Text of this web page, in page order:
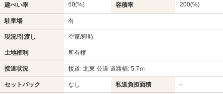
建ぺい率 60(%) 容積率 200(%)
駐車場 有
現況/引渡し 空家/即時
土地権利 所有権
接道状況 接道: 北東 公道 道路幅: 5.7ｍ
セットバック なし 私道負担面積 -